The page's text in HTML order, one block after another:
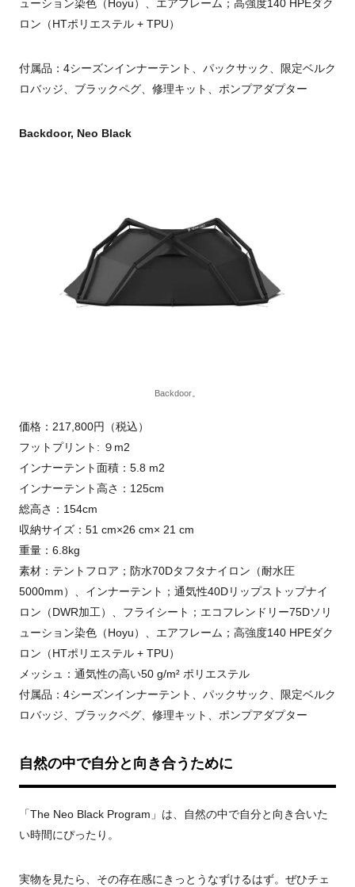
ューション染色（Hoyu）、エアフレーム；高強度140 HPEダク
ロン（HTポリエステル + TPU）
付属品：4シーズンインナーテント、パックサック、限定ベルク
ロバッジ、ブラックペグ、修理キット、ポンプアダプター
Backdoor, Neo Black
Backdoor。
価格：217,800円（税込）
フットプリント: ９m2
インナーテント面積：5.8 m2
インナーテント高さ：125cm
総高さ：154cm
収納サイズ：51 cm×26 cm× 21 cm
重量：6.8kg
素材：テントフロア；防水70Dタフタナイロン（耐水圧
5000mm）、インナーテント；通気性40Dリップストップナイ
ロン（DWR加工）、フライシート；エコフレンドリー75Dソリ
ューション染色（Hoyu）、エアフレーム；高強度140 HPEダク
ロン（HTポリエステル + TPU）
メッシュ：通気性の高い50 g/m² ポリエステル
付属品：4シーズンインナーテント、パックサック、限定ベルク
ロバッジ、ブラックペグ、修理キット、ポンプアダプター
自然の中で自分と向き合うために
「The Neo Black Program」は、自然の中で自分と向き合いた
い時間にぴったり。
実物を見たら、その存在感にきっとうなずけるはず。ぜひチェ